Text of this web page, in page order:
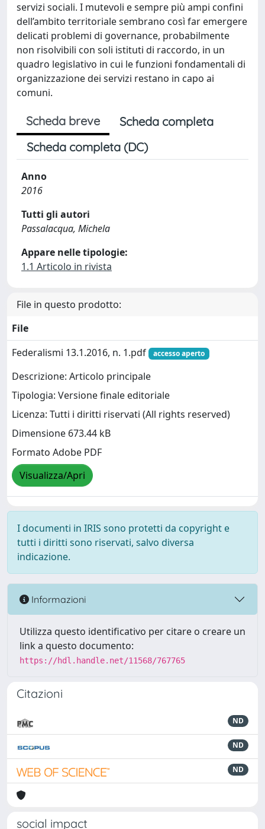
servizi sociali. I mutevoli e sempre più ampi confini
dell’ambito territoriale sembrano così far emergere
delicati problemi di governance, probabilmente
non risolvibili con soli istituti di raccordo, in un
quadro legislativo in cui le funzioni fondamentali di
organizzazione dei servizi restano in capo ai
comuni.
Scheda breve
Scheda completa
Scheda completa (DC)
Anno
2016
Tutti gli autori
Passalacqua, Michela
Appare nelle tipologie:
1.1 Articolo in rivista
File in questo prodotto:
File
Federalismi 13.1.2016, n. 1.pdf
accesso aperto
Descrizione: Articolo principale
Tipologia: Versione finale editoriale
Licenza: Tutti i diritti riservati (All rights reserved)
Dimensione 673.44 kB
Formato Adobe PDF
Visualizza/Apri
I documenti in IRIS sono protetti da copyright e
tutti i diritti sono riservati, salvo diversa
indicazione.
Informazioni
Utilizza questo identificativo per citare o creare un
link a questo documento:
https://hdl.handle.net/11568/767765
Citazioni
ND
ND
ND
social impact